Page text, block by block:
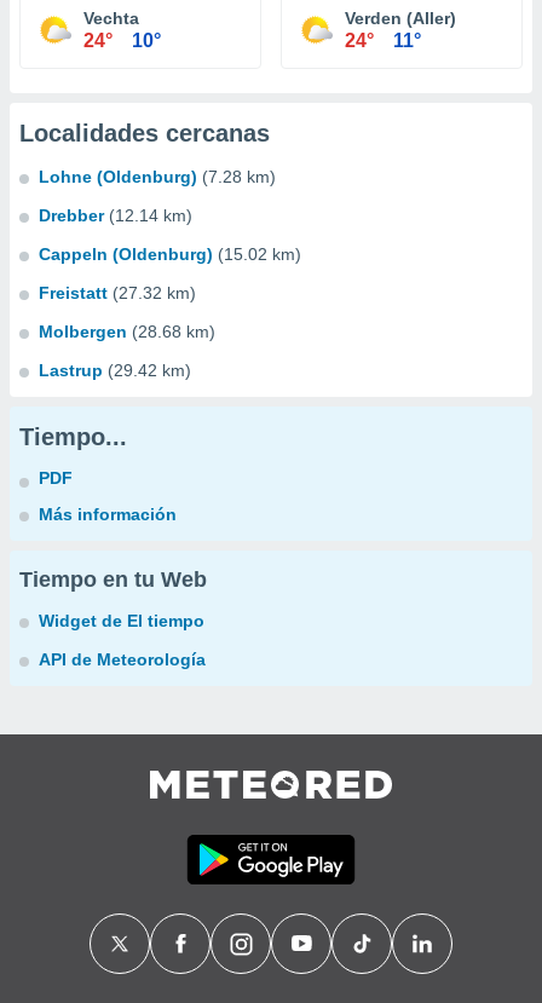
Vechta
24° 10°
Verden (Aller)
24° 11°
Localidades cercanas
Lohne (Oldenburg) (7.28 km)
Drebber (12.14 km)
Cappeln (Oldenburg) (15.02 km)
Freistatt (27.32 km)
Molbergen (28.68 km)
Lastrup (29.42 km)
Tiempo...
PDF
Más información
Tiempo en tu Web
Widget de El tiempo
API de Meteorología